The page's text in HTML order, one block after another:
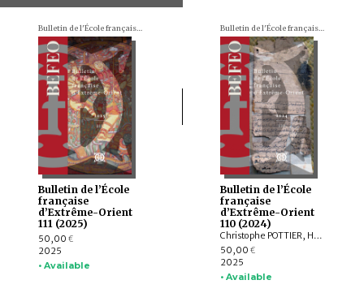
Bulletin de l'École française d'Extrême-Orient (BEFEO)
Bulletin de l’École
française
d’Extrême-Orient
111 (2025)
50,00 €
2025
• Available
Bulletin de l'École française d'Extrême-Orient (BEFEO)
Bulletin de l’École
française
d’Extrême-Orient
110 (2024)
Christophe POTTIER, Harunaga ISAACSON, Isabelle LANDRY-DERON, Dominique SOUTIF, Julia ESTEVE, Brice VINCENT, François THIERRY, Annabel Teh GALLOP, Yannick BRUNETON, Vincent LEFÈVRE, Chloé CHOLLET, Csaba DEZSŐ, Claudine ANG, Damien CHAUSSENDE, Sébastien CLOUET, XU Minglong†, WU Min, HAN Qi
50,00 €
2025
• Available